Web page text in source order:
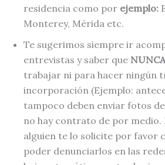
residencia como por ejemplo:
Monterey, Mérida etc.
Te sugerimos siempre ir
entrevistas y saber que NUNCA
trabajar ni para hacer ningún
incorporación (Ejemplo:
tampoco deben enviar fotos
no hay contrato de por medio.
alguien te lo solicite por favor
poder denunciarlos en las